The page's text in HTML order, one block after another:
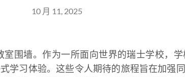
10 月 11, 2025
围墙。作为一所面向世界的瑞士学校，
学习体验。这些令人期待的旅程旨在加强